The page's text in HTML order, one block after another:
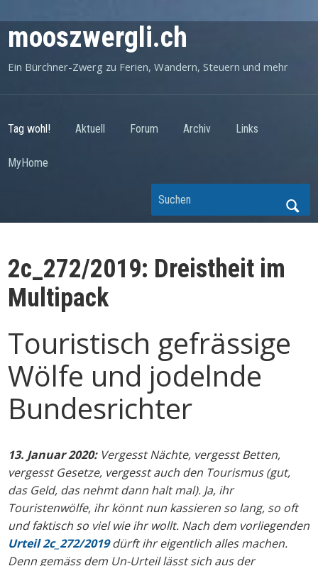
mooszwergli.ch
Ein Bürchner-Zwerg zu Ferien, Wandern, Steuern und mehr
Tag wohl! Aktuell Forum Archiv Links
MyHome
2c_272/2019: Dreistheit im
Multipack
Touristisch gefrässige
Wölfe und jodelnde
Bundesrichter
13. Januar 2020: Vergesst Nächte, vergesst Betten,
vergesst Gesetze, vergesst auch den Tourismus (gut,
das Geld, das nehmt dann halt mal). Ja, ihr
Touristenwölfe, ihr könnt nun kassieren so lang, so oft
und faktisch so viel wie ihr wollt. Nach dem vorliegenden
Urteil 2c_272/2019dürft ihr eigentlich alles machen.
Denn gemäss dem Un-Urteil lässt sich aus der